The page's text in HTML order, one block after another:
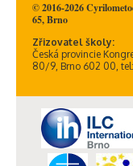
© 2016-2026
65, Brno
Zřizovatel školy:
Česká provincie
80/9, Brno 602 00,